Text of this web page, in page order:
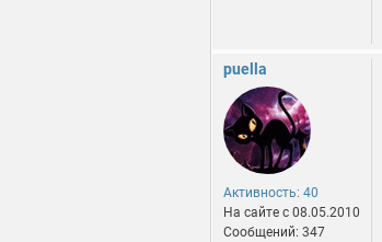
puella
Активность: 40
На сайте c 08.05.2010
Сообщений: 347